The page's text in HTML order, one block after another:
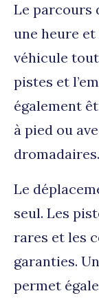
Le parcours
une heure
véhicule
pistes et
également
à pied ou
dromadaires.
Le
seul. Les
rares et les
garanties.
permet